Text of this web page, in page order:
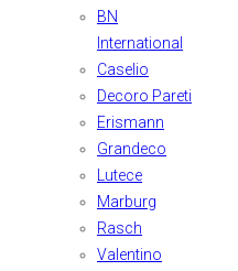
BN
International
Caselio
Decoro Pareti
Erismann
Grandeco
Lutece
Marburg
Rasch
Valentino